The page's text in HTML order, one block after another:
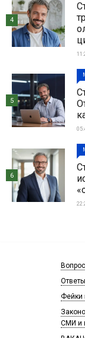
4
5
6
Фейки
СМИ и